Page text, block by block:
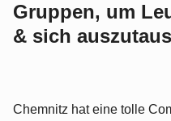
Gruppen, um
& sich
Chemnitz hat eine tolle